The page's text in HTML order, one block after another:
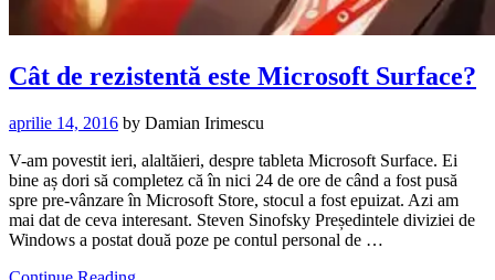
Cât de rezistentă este Microsoft Surface?
aprilie 14, 2016 by Damian Irimescu
V-am povestit ieri, alaltăieri, despre tableta Microsoft Surface. Ei
bine aș dori să completez că în nici 24 de ore de când a fost pusă
spre pre-vânzare în Microsoft Store, stocul a fost epuizat. Azi am
mai dat de ceva interesant. Steven Sinofsky Președintele diviziei de
Windows a postat două poze pe contul personal de …